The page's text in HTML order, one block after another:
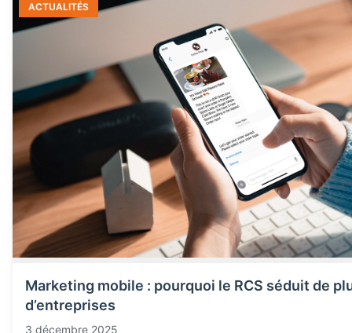
ACTUALITÉS
Marketing mobile : pourquoi le RCS séduit de
d’entreprises
3 décembre 2025